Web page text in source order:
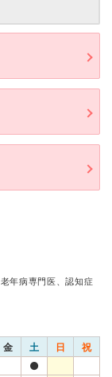
年病専門医、認知症
金 土 日 祝